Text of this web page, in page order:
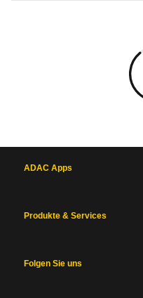
ADAC Apps
Produkte & Services
Folgen Sie uns